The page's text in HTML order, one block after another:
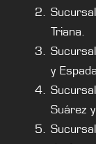
Triana.
y
Suárez